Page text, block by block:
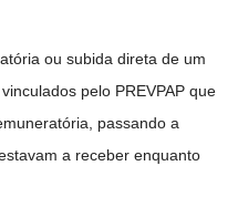
ou subida direta de um
pelo PREVPAP que
passando a
a receber enquanto